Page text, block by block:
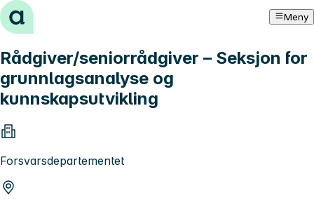
Hopp til innhold Meny
Rådgiver/seniorrådgiver – Seksjon for
grunnlagsanalyse og
kunnskapsutvikling
Forsvarsdepartementet